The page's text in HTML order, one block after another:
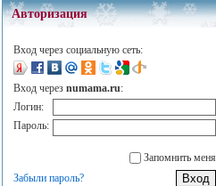
Авторизация
Вход через социальную сеть:
Вход через numama.ru:
Логин:
Пароль:
Запомнить меня
Забыли пароль?